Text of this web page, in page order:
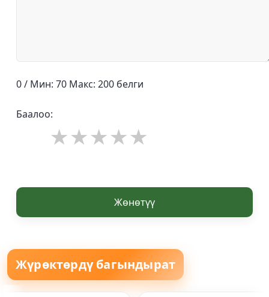
0 / Мин: 70 Макс: 200 белги
Баалоо:
Жөнөтүү
Жүрөктөрдү багындырат